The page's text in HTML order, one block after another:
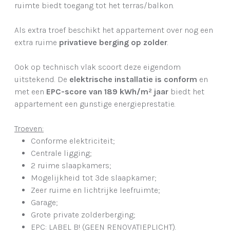
ruimte biedt toegang tot het terras/balkon.
Als extra troef beschikt het appartement over nog een
extra ruime privatieve berging op zolder.
Ook op technisch vlak scoort deze eigendom
uitstekend. De elektrische installatie is conform en
met een EPC-score van 189 kWh/m² jaar biedt het
appartement een gunstige energieprestatie.
Troeven:
Conforme elektriciteit;
Centrale ligging;
2 ruime slaapkamers;
Mogelijkheid tot 3de slaapkamer;
Zeer ruime en lichtrijke leefruimte;
Garage;
Grote private zolderberging;
EPC: LABEL B! (GEEN RENOVATIEPLICHT).